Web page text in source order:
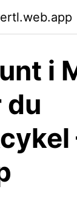
i
du